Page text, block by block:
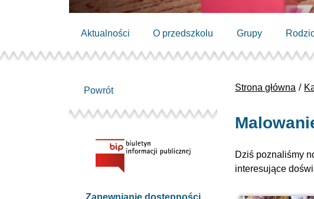
Aktualności O przedszkolu Grupy
Strona główna
Dziś poznaliśmy
interesujące
Powrót
Zapewnianie dostępności